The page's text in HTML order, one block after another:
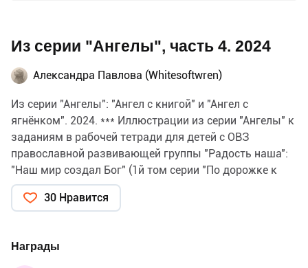
Из серии "Ангелы", часть 4. 2024
Александра Павлова (Whitesoftwren)
Из серии "Ангелы": "Ангел с книгой" и "Ангел с
ягнёнком". 2024. *** Иллюстрации из серии "Ангелы" к
заданиям в рабочей тетради для детей с ОВЗ
православной развивающей группы "Радость наша":
"Наш мир создал Бог" (1й том серии "По дорожке к
Богу"). Цветные карандаши, бумага. Октябрь-ноябрь
2024. *** В книге иллюстрации должны быть около 5
30 Нравится
Награды